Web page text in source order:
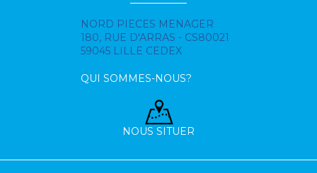
NORD PIECES MENAGER
180, RUE D'ARRAS - CS80021
59045 LILLE CEDEX
QUI SOMMES-NOUS?
NOUS SITUER